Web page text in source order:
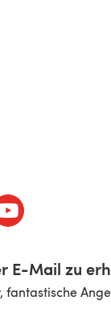
(öffnet sich in
E-Mail zu